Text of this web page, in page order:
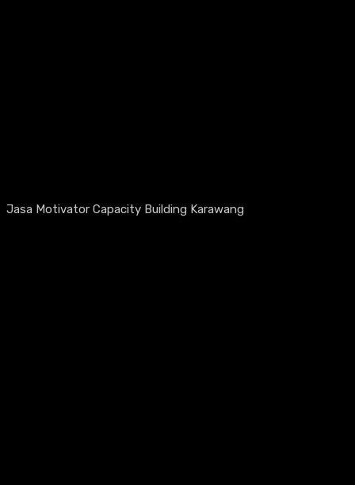
Jasa Motivator Capacity Building Karawang